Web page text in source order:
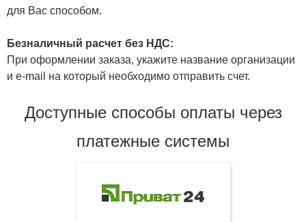
для Вас способом.
Безналичный расчет без НДС:
При оформлении заказа, укажите название организации
и e-mail на который необходимо отправить счет.
Доступные способы оплаты через
платежные системы